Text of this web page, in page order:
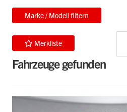
Marke / Modell filtern
Merkliste
Fahrzeuge gefunden